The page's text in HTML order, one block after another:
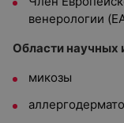
венерологии
Области научных
микозы